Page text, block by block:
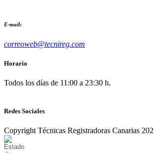
E-mail:
correoweb@tecnireg.com
Horario
Todos los días de 11:00 a 23:30 h.
Redes Sociales
Copyright Técnicas Registradoras Canarias